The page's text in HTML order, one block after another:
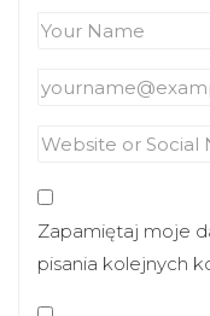
Zapamiętaj moje
pisania kolejnych